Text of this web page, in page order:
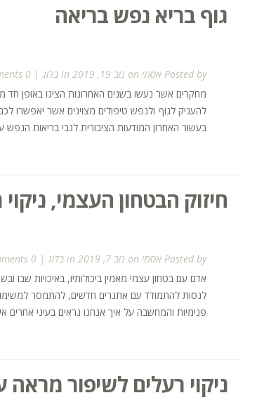
גוף בריא נפש בריאה
Posted by אסתי בלוג |
0 comments
מחקרים אשר נעשו בשנים האחרונות הציגו באופן
להעניק לגוף ולנפש טיפולים מצוינים אשר יאפשרו
בעשור האחרון המודעות הציבורית לגבי בריאות
חיזוק הבטחון העצמי,
Posted by אסתי בלוג |
0 comments
אדם עם בטחון עצמי מאמין ביכולותיו, באיכויות
לנסות להתמודד עם אתגרים חדשים, להתמסר
פנימיות והמחשבה על איך אנחנו נראים בעיני
ניקוי רעלים לשיפור מראה